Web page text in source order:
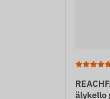
älykello